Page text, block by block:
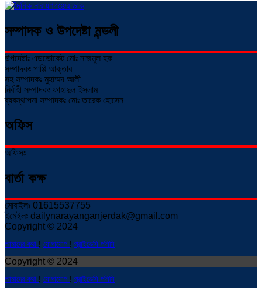
সম্পাদক ও উপদেষ্টা মন্ডলী
উপদেষ্টাঃ এডভোকেট মোঃ নাজমুল হক
সম্পাদকঃ পাপ্পি আক্তার
সহ সম্পাদকঃ মুহাম্মদ আলী
নির্বাহী সম্পাদকঃ ফাহাদুল ইসলাম
ব্যবস্থাপনা সম্পাদকঃ মোঃ তারেক হোসেন
অফিস
অফিসঃ
বার্তা কক্ষ
মোবাইলঃ 01615537755
ইমেইলঃ dailynarayanganjerdak@gmail.com
Copyright © 2024
আমাদের কথা ! যোগাযোগ ! প্রাইভেসি পলিসি
Copyright © 2024
আমাদের কথা ! যোগাযোগ ! প্রাইভেসি পলিসি